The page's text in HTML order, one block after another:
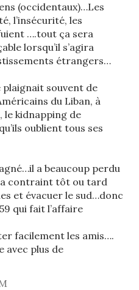
(occidentaux)…Les
l’insécurité, les
….tout ça sera
lorsqu’il s’agira
étrangers…
plaignait souvent de
du Liban, à
le kidnapping de
oublient tous ses
a beaucoup perdu
contraint tôt ou tard
et évacuer le sud…donc
qui fait l’affaire
facilement les amis….
avec plus de